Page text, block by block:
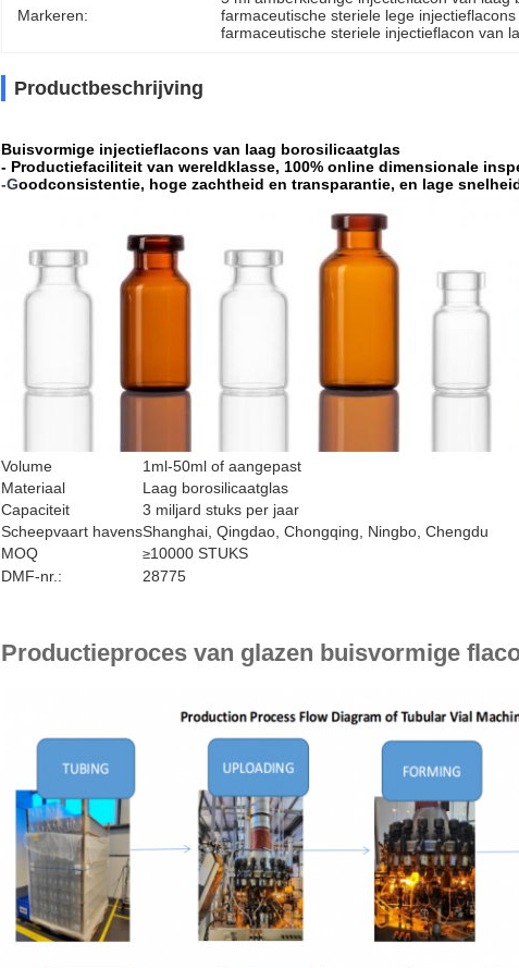
Markeren:
farmaceutische steriele lege
farmaceutische steriele injectieflacon van
Productbeschrijving
Buisvormige injectieflacons van laag borosilicaatglas
- Productiefaciliteit van wereldklasse, 100% online dimensionale
-Goodconsistentie, hoge zachtheid en transparantie, en lage
Volume
1ml-50ml of aangepast
Materiaal
Laag borosilicaatglas
Capaciteit
3 miljard stuks per jaar
Scheepvaart havensShanghai, Qingdao, Chongqing, Ningbo, Chengdu
MOQ
≥10000 STUKS
DMF-nr.:
28775
Productieproces van glazen buisvormige